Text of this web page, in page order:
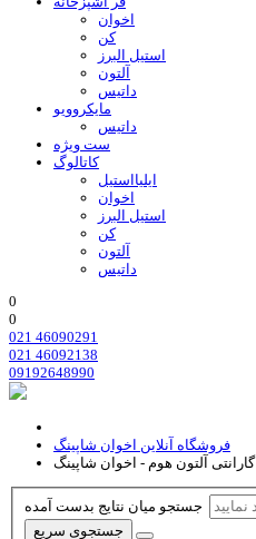
اخوان
کن
استیل البرز
آلتون
داتیس
مایکروویو
داتیس
ست ویژه
کاتالوگ
ایلیااستیل
اخوان
استیل البرز
کن
آلتون
داتیس
0
0
021 46090291
021 46092138
09192648990
فروشگاه آنلاین اخوان شاپینگ
گارانتی آلتون هوم - اخوان شاپینگ
جستجوی سریع